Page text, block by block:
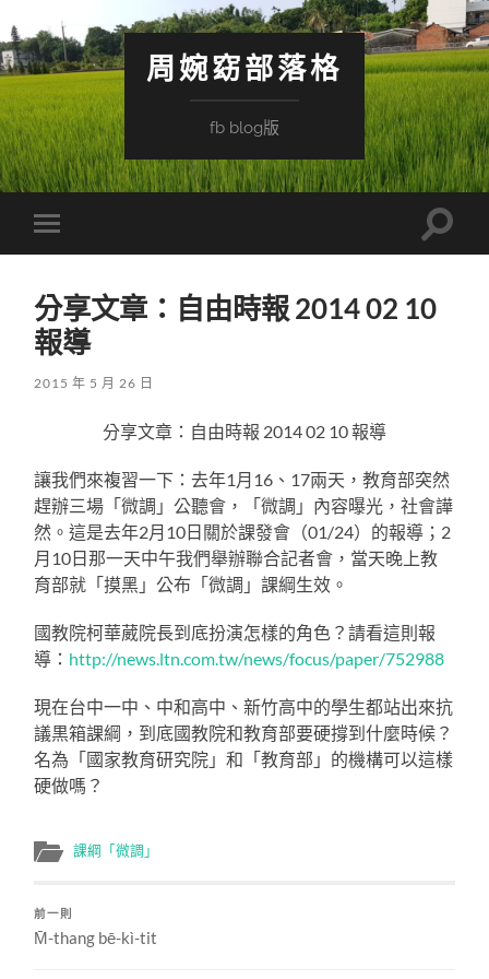
周婉窈部落格
fb blog版
Toggle
mobile
Toggle
分享文章：自由時報 2014 02 10
報導
2015 年 5 月 26 日
分享文章：自由時報 2014 02 10 報導
讓我們來複習一下：去年1月16、17兩天，教育部突然
趕辦三場「微調」公聽會，「微調」內容曝光，社會譁
然。這是去年2月10日關於課發會（01/24）的報導；2
月10日那一天中午我們舉辦聯合記者會，當天晚上教
育部就「摸黑」公布「微調」課綱生效。
國教院柯華葳院長到底扮演怎樣的角色？請看這則報
導： http://news.ltn.com.tw/news/focus/paper/752988
現在台中一中、中和高中、新竹高中的學生都站出來抗
議黒箱課綱，到底國教院和教育部要硬撐到什麼時候？
名為「國家教育研究院」和「教育部」的機構可以這樣
硬做嗎？
課綱「微調」
前一則
M̄-thang bē-kì-tit